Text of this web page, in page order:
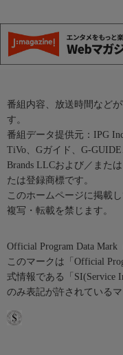
番組内容、放送時間など
す。
番組データ提供元：IPG
TiVo、Gガイド、G-
Brands LLCおよび／また
たは登録商標です。
このホームページに掲載
複写・転載を禁じます。
Official Program Data Mark
このマークは「Official
式情報である「SI(Service
のみ表記が許されているマ